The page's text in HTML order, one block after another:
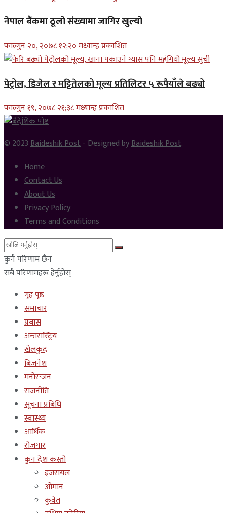
नेपाल बैंकमा ठूलो संख्यामा जागिर खुल्यो
फाल्गुन २०, २०७८ १२;२० मध्यान्ह प्रकाशित
पेट्रोल, डिजेल र मट्टितेलको मूल्य प्रतिलिटर ५ रूपैयाँले बढ्यो
फाल्गुन १९, २०७८ २१;३८ मध्यान्ह प्रकाशित
© 2023Baideshik Post- Designed byBaideshik Post.
Home
Contact Us
About Us
Privacy Policy
Terms and Conditions
कुनै परिणाम छैन
सबै परिणामहरू हेर्नुहोस्
गृह पृष्ठ
समाचार
प्रबास
अन्तरास्ट्रिय
खेलकुद
बिजनेश
मनोरन्जन
राजनीति
सूचना प्रबिधि
स्वास्थ्य
आर्थिक
रोजगार
कुन देश कस्तो
इजरायल
ओमान
कुवेत